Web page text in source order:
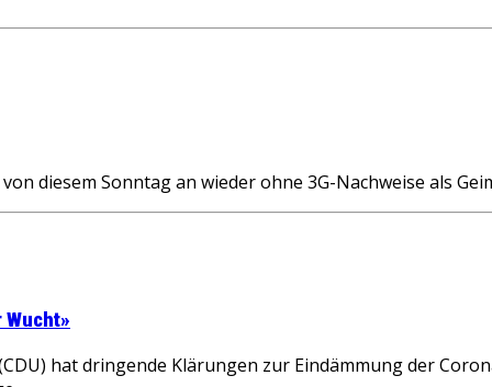
diesem Sonntag an wieder ohne 3G-Nachweise als
hat dringende Klärungen zur Eindämmung der